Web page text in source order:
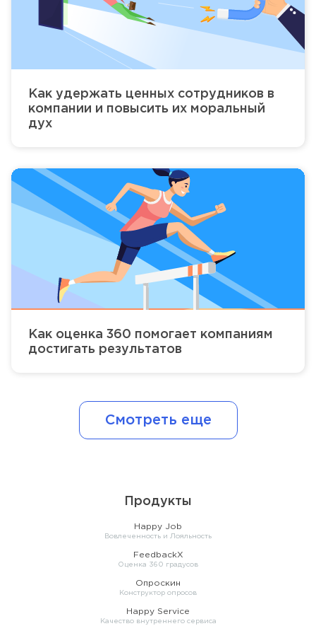
Как удержать ценных сотрудников в
компании и повысить их моральный
дух
Как оценка 360 помогает компаниям
достигать результатов
Смотреть еще
Продукты
Happy Job
Вовлеченность и Лояльность
FeedbackX
Оценка 360 градусов
Опроскин
Конструктор опросов
Happy Service
Качество внутреннего сервиса